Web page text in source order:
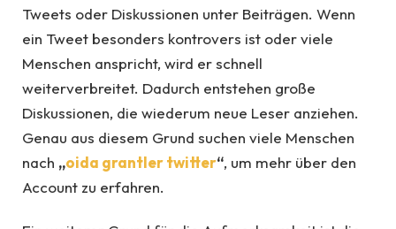
Tweets oder Diskussionen unter Beiträgen. Wenn
ein Tweet besonders kontrovers ist oder viele
Menschen anspricht, wird er schnell
weiterverbreitet. Dadurch entstehen große
Diskussionen, die wiederum neue Leser anziehen.
Genau aus diesem Grund suchen viele Menschen
nach „oida grantler twitter“, um mehr über den
Account zu erfahren.